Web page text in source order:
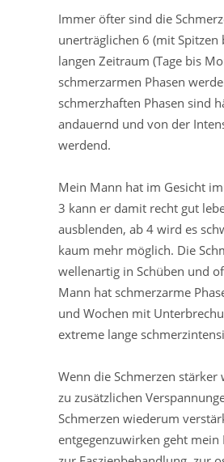
Immer öfter sind die
unerträglichen 6 (mit Spitzen
langen Zeitraum (Tage bis
schmerzarmen Phasen
schmerzhaften Phasen sind
andauernd und von der
werdend.
Mein Mann hat im Gesicht
3 kann er damit recht gut
ausblenden, ab 4 wird es
kaum mehr möglich. Die
wellenartig in Schüben und
Mann hat schmerzarme
und Wochen mit
extreme lange
Wenn die Schmerzen
zu zusätzlichen
Schmerzen wiederum
entgegenzuwirken geht